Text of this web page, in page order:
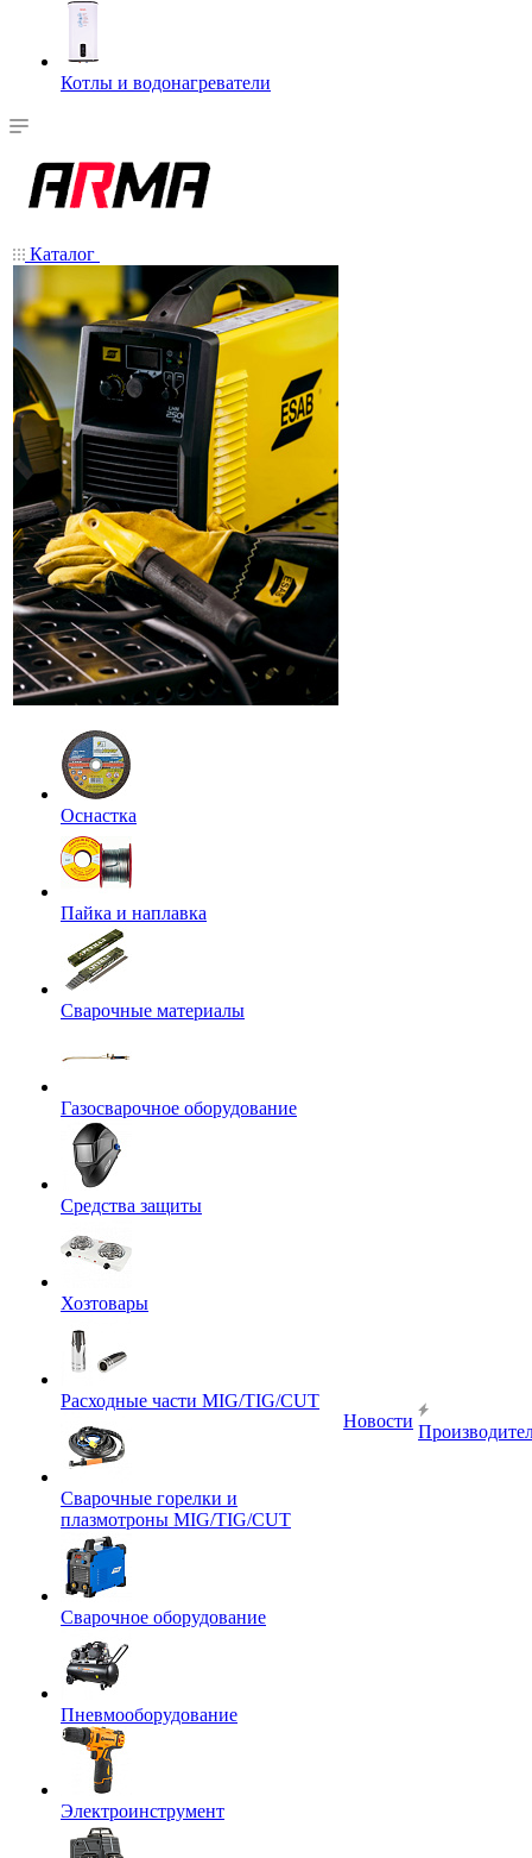
Котлы и водонагреватели
Каталог
Оснастка
Пайка и наплавка
Сварочные материалы
Газосварочное оборудование
Средства защиты
Хозтовары
Расходные части MIG/TIG/CUT
Сварочные горелки и
плазмотроны MIG/TIG/CUT
Сварочное оборудование
Пневмооборудование
Электроинструмент
Новости